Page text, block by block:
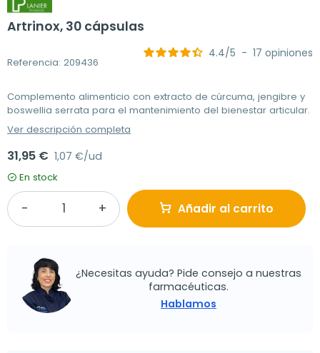
Artrinox, 30 cápsulas
Referencia: 209436
4.4/5 - 17 opiniones
Complemento alimenticio con extracto de cúrcuma, jengibre y
boswellia serrata para el mantenimiento del bienestar articular.
Ver descripción completa
31,95 € 1,07 €/ud
En stock
Añadir al carrito
¿Necesitas ayuda? Pide consejo a nuestras
farmacéuticas.
Hablamos